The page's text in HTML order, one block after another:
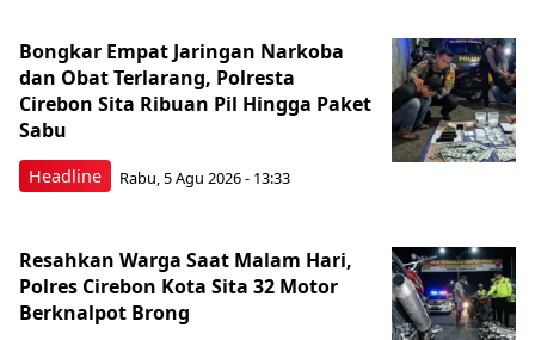
Headline
Bongkar Empat Jaringan Narkoba
dan Obat Terlarang, Polresta
Cirebon Sita Ribuan Pil Hingga Paket
Sabu
Rabu, 5 Agu 2026 - 13:33
Resahkan Warga Saat Malam Hari,
Polres Cirebon Kota Sita 32 Motor
Berknalpot Brong